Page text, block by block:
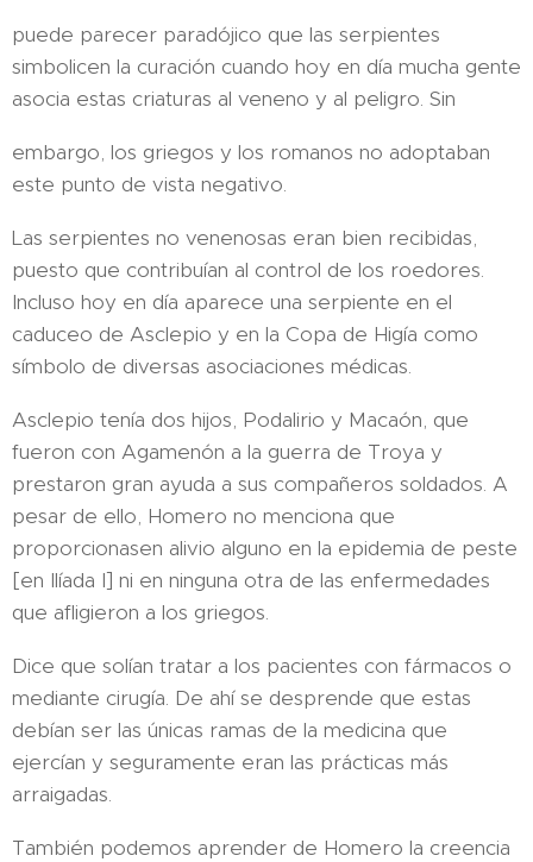
puede parecer paradójico que las serpientes
simbolicen la curación cuando hoy en día mucha gente
asocia estas criaturas al veneno y al peligro. Sin
embargo, los griegos y los romanos no adoptaban
este punto de vista negativo.
Las serpientes no venenosas eran bien recibidas,
puesto que contribuían al control de los roedores.
Incluso hoy en día aparece una serpiente en el
caduceo de Asclepio y en la Copa de Higía como
símbolo de diversas asociaciones médicas.
Asclepio tenía dos hijos, Podalirio y Macaón, que
fueron con Agamenón a la guerra de Troya y
prestaron gran ayuda a sus compañeros soldados. A
pesar de ello, Homero no menciona que
proporcionasen alivio alguno en la epidemia de peste
[en Ilíada I] ni en ninguna otra de las enfermedades
que afligieron a los griegos.
Dice que solían tratar a los pacientes con fármacos o
mediante cirugía. De ahí se desprende que estas
debían ser las únicas ramas de la medicina que
ejercían y seguramente eran las prácticas más
arraigadas.
También podemos aprender de Homero la creencia